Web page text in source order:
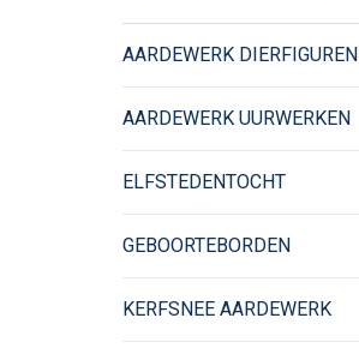
AARDEWERK DIERFIGUREN
AARDEWERK UURWERKEN
ELFSTEDENTOCHT
GEBOORTEBORDEN
KERFSNEE AARDEWERK